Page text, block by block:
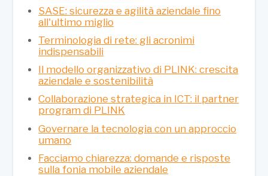
SASE: sicurezza e agilità aziendale fino
all'ultimo miglio
Terminologia di rete: gli acronimi
indispensabili
Il modello organizzativo di PLINK: crescita
aziendale e sostenibilità
Collaborazione strategica in ICT: il partner
program di PLINK
Governare la tecnologia con un approccio
umano
Facciamo chiarezza: domande e risposte
sulla fonia mobile aziendale